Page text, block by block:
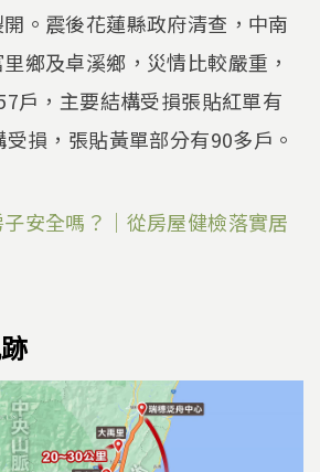
。震後花蓮縣政府清查，中南
鄉及卓溪鄉，災情比較嚴重，
戶，主要結構受損張貼紅單有
損，張貼黃單部分有90多戶。
安全嗎？｜從房屋健檢落實居